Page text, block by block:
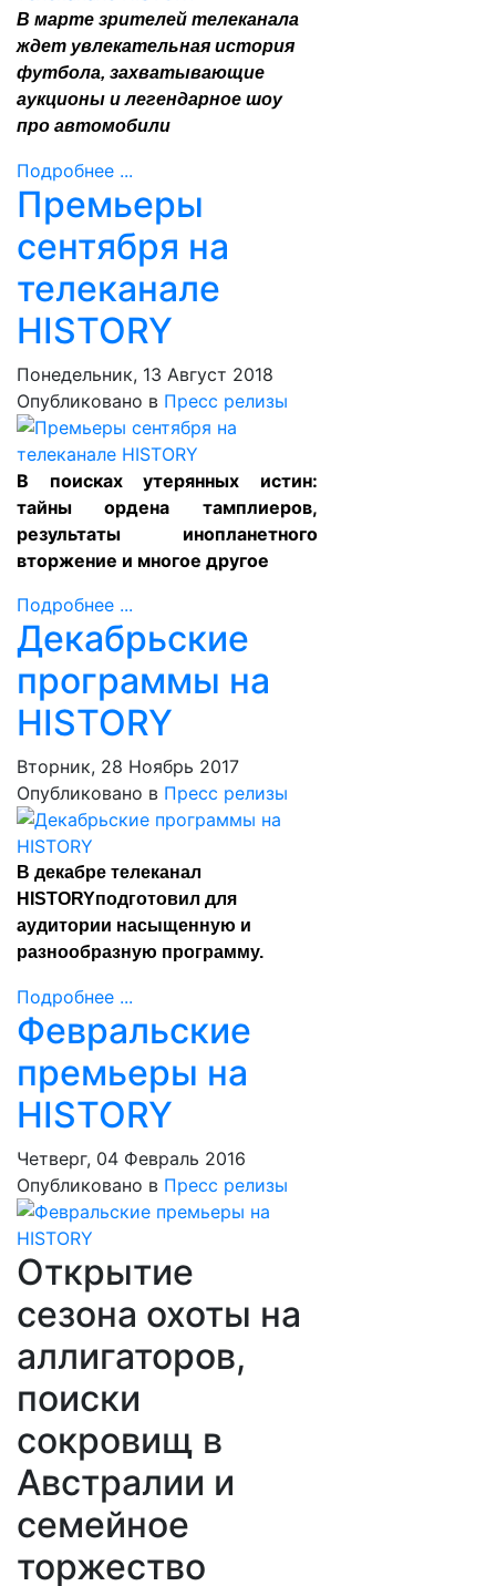
В марте зрителей телеканала
ждет увлекательная история
футбола, захватывающие
аукционы и легендарное шоу
про автомобили
Подробнее ...
Премьеры
сентября на
телеканале
HISTORY
Понедельник, 13 Август 2018
Опубликовано в Пресс релизы
В поисках утерянных истин:
тайны ордена тамплиеров,
результаты инопланетного
вторжение и многое другое
Подробнее ...
Декабрьские
программы на
HISTORY
Вторник, 28 Ноябрь 2017
Опубликовано в Пресс релизы
В декабре телеканал
HISTORYподготовил для
аудитории насыщенную и
разнообразную программу.
Подробнее ...
Февральские
премьеры на
HISTORY
Четверг, 04 Февраль 2016
Опубликовано в Пресс релизы
Открытие
сезона охоты на
аллигаторов,
поиски
сокровищ в
Австралии и
семейное
торжество